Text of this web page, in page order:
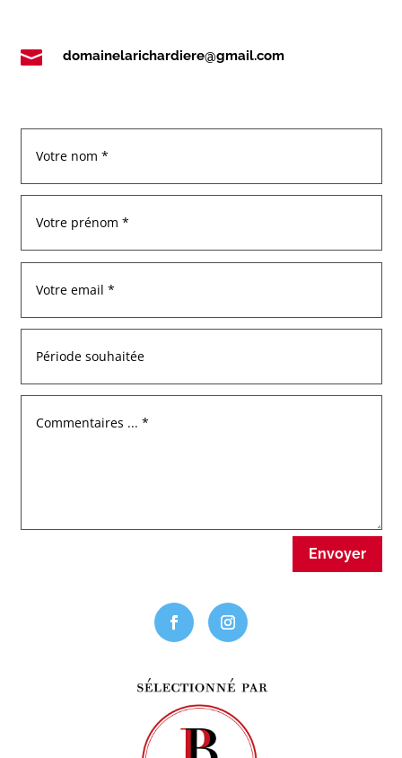
 domainelarichardiere@gmail.com
Envoyer